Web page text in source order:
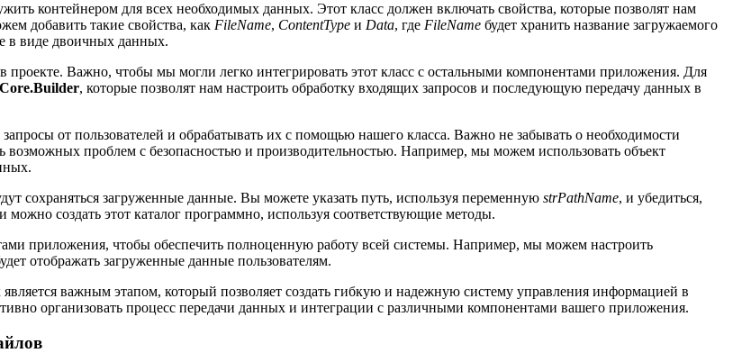
контейнером для всех необходимых данных. Этот класс должен включать свойства, которые позволят нам
добавить такие свойства, как FileName, ContentType и Data, где FileName будет хранить название загружаемого
в виде двоичных данных.
в проекте. Важно, чтобы мы могли легко интегрировать этот класс с остальными компонентами приложения. Для
, которые позволят нам настроить обработку входящих запросов и последующую передачу данных в
от пользователей и обрабатывать их с помощью нашего класса. Важно не забывать о необходимости
проблем с безопасностью и производительностью. Например, мы можем использовать объект
сохраняться загруженные данные. Вы можете указать путь, используя переменную strPathName, и убедиться,
создать этот каталог программно, используя соответствующие методы.
приложения, чтобы обеспечить полноценную работу всей системы. Например, мы можем настроить
отображать загруженные данные пользователям.
важным этапом, который позволяет создать гибкую и надежную систему управления информацией в
организовать процесс передачи данных и интеграции с различными компонентами вашего приложения.